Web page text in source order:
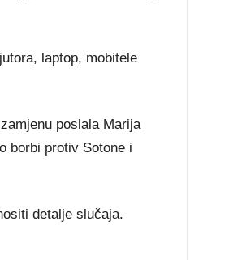
laptop, mobitele
poslala Marija
borbi protiv Sotone i
detalje slučaja.